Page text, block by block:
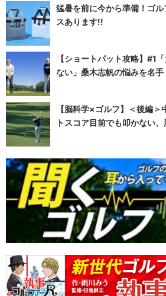
猛暑を前に今から準備！ゴ
スあります!!
【ショートパット攻略】#1
ない」桑木志帆の悩みを名手
【脳科学×ゴルフ】＜後編
トスコア目前でも叩かない、